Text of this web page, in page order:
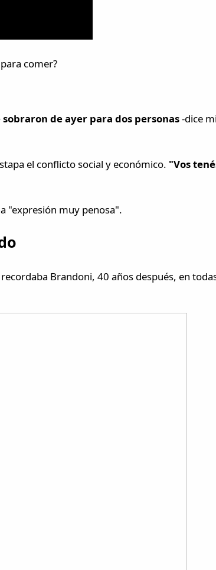
comer?
sobraron de ayer para dos personas-dice
el conflicto social y económico. "Vos
"expresión muy penosa".
recordaba Brandoni, 40 años después, en